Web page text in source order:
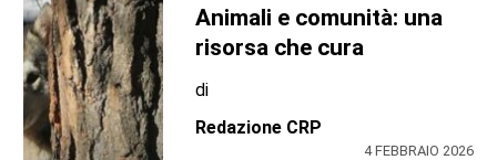
Animali e comunità: una
risorsa che cura
di
Redazione CRP
4 FEBBRAIO 2026